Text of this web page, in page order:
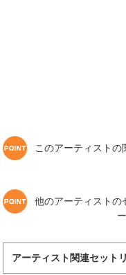
このアーティスト
他のアーティストの
アーティスト関連セット